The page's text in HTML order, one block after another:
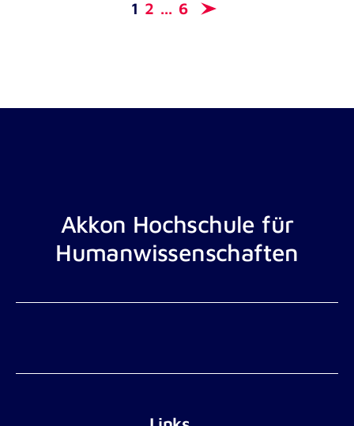
1 2 ... 6
Akkon Hochschule für
Humanwissenschaften